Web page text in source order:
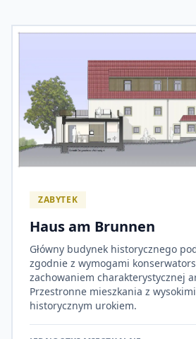
ZABYTEK
Haus am Brunnen
Główny budynek historycznego
zgodnie z wymogami
zachowaniem charakterystycznej
Przestronne mieszkania z
historycznym urokiem.